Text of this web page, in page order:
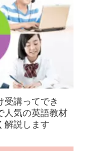
受講ってでき
人気の英語教材
解説します